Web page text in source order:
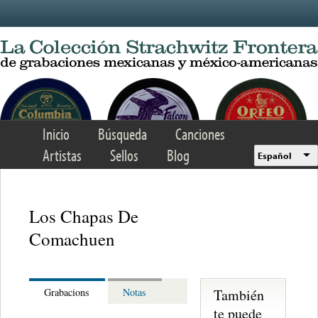
Inicio Búsqueda
Canciones
Artistas
Sellos Blog Español
Los Chapas De
Comachuen
Grabacions Notas
También
te puede